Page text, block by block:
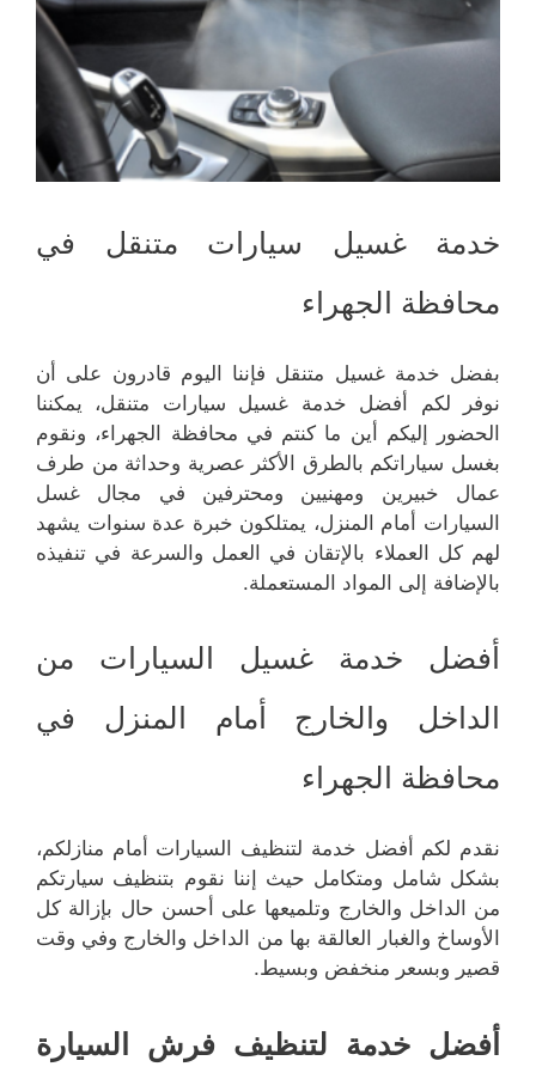
خدمة غسيل سيارات متنقل في
محافظة الجهراء
بفضل خدمة غسيل متنقل فإننا اليوم قادرون على أن
نوفر لكم أفضل خدمة غسيل سيارات متنقل، يمكننا
الحضور إليكم أين ما كنتم في محافظة الجهراء، ونقوم
بغسل سياراتكم بالطرق الأكثر عصرية وحداثة من طرف
عمال خبيرين ومهنيين ومحترفين في مجال غسل
السيارات أمام المنزل، يمتلكون خبرة عدة سنوات يشهد
لهم كل العملاء بالإتقان في العمل والسرعة في تنفيذه
بالإضافة إلى المواد المستعملة.
أفضل خدمة غسيل السيارات من
الداخل والخارج أمام المنزل في
محافظة الجهراء
نقدم لكم أفضل خدمة لتنظيف السيارات أمام منازلكم،
بشكل شامل ومتكامل حيث إننا نقوم بتنظيف سيارتكم
من الداخل والخارج وتلميعها على أحسن حال بإزالة كل
الأوساخ والغبار العالقة بها من الداخل والخارج وفي وقت
قصير وبسعر منخفض وبسيط.
أفضل خدمة لتنظيف فرش السيارة